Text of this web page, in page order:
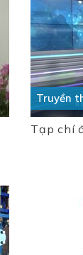
Truyền
Tạp chí